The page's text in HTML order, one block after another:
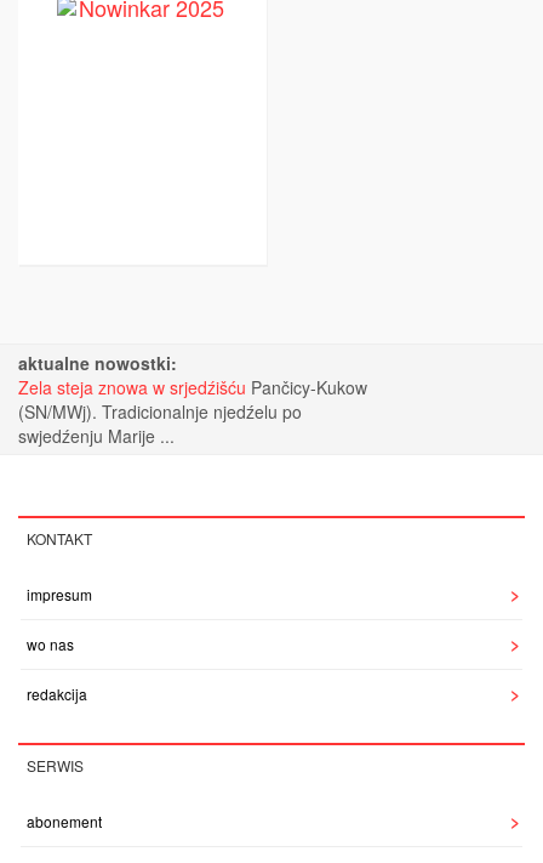
aktualne nowostki:
Zela steja znowa w srjedźišću Pančicy-Kukow
(SN/MWj). Tradicionalnje njedźelu po
swjedźenju Marije ...
KONTAKT
impresum
wo nas
redakcija
SERWIS
abonement